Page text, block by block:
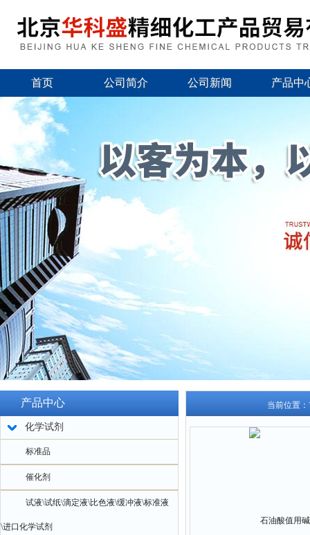
首页 公司简介 公司新闻 产品中
产品中心
化学试剂
标准品
催化剂
试液\试纸\滴定液\比色液\缓冲液\标准液
\进口化学试剂
当前位置：